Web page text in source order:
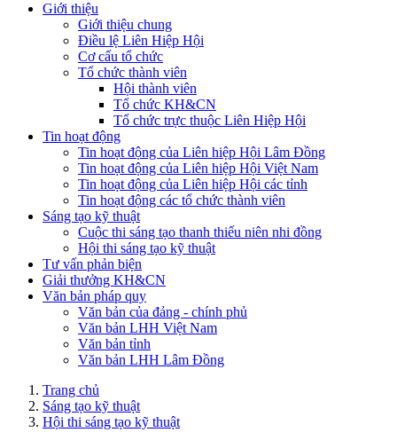
Giới thiệu
Giới thiệu chung
Điều lệ Liên Hiệp Hội
Cơ cấu tổ chức
Tổ chức thành viên
Hội thành viên
Tổ chức KH&CN
Tổ chức trực thuộc Liên Hiệp Hội
Tin hoạt động
Tin hoạt động của Liên hiệp Hội Lâm Đồng
Tin hoạt động của Liên hiệp Hội Việt Nam
Tin hoạt động của Liên hiệp Hội các tỉnh
Tin hoạt động các tổ chức thành viên
Sáng tạo kỹ thuật
Cuộc thi sáng tạo thanh thiếu niên nhi đồng
Hội thi sáng tạo kỹ thuật
Tư vấn phản biện
Giải thưởng KH&CN
Văn bản pháp quy
Văn bản của đảng - chính phủ
Văn bản LHH Việt Nam
Văn bản tỉnh
Văn bản LHH Lâm Đồng
Trang chủ
Sáng tạo kỹ thuật
Hội thi sáng tạo kỹ thuật